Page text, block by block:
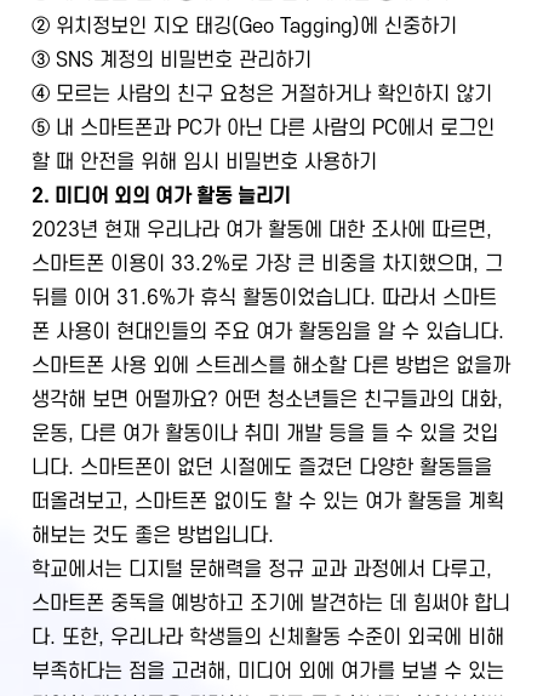
② 위치정보인 지오 태깅(Geo Tagging)에 신중하기
③ SNS 계정의 비밀번호 관리하기
④ 모르는 사람의 친구 요청은 거절하거나 확인하지 않기
⑤ 내 스마트폰과 PC가 아닌 다른 사람의 PC에서 로그인
할 때 안전을 위해 임시 비밀번호 사용하기
2. 미디어 외의 여가 활동 늘리기
2023년 현재 우리나라 여가 활동에 대한 조사에 따르면,
스마트폰 이용이 33.2%로 가장 큰 비중을 차지했으며, 그
뒤를 이어 31.6%가 휴식 활동이었습니다. 따라서 스마트
폰 사용이 현대인들의 주요 여가 활동임을 알 수 있습니다.
스마트폰 사용 외에 스트레스를 해소할 다른 방법은 없을까
생각해 보면 어떨까요? 어떤 청소년들은 친구들과의 대화,
운동, 다른 여가 활동이나 취미 개발 등을 들 수 있을 것입
니다. 스마트폰이 없던 시절에도 즐겼던 다양한 활동들을
떠올려보고, 스마트폰 없이도 할 수 있는 여가 활동을 계획
해보는 것도 좋은 방법입니다.
학교에서는 디지털 문해력을 정규 교과 과정에서 다루고,
스마트폰 중독을 예방하고 조기에 발견하는 데 힘써야 합니
다. 또한, 우리나라 학생들의 신체활동 수준이 외국에 비해
부족하다는 점을 고려해, 미디어 외에 여가를 보낼 수 있는